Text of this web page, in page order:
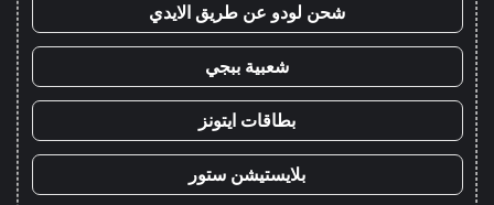
شحن لودو عن طريق الايدي
شعبية ببجي
بطاقات ايتونز
بلايستيشن ستور